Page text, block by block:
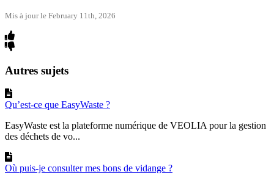
Mis à jour le February 11th, 2026
Autres sujets
Qu’est-ce que EasyWaste ?
EasyWaste est la plateforme numérique de VEOLIA pour la gestion
des déchets de vo...
Où puis-je consulter mes bons de vidange ?